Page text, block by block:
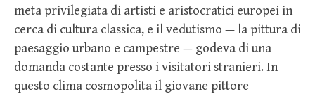
meta privilegiata di artisti e aristocratici europei in
cerca di cultura classica, e il vedutismo — la pittura di
paesaggio urbano e campestre — godeva di una
domanda costante presso i visitatori stranieri. In
questo clima cosmopolita il giovane pittore